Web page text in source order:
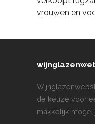
vrouwen en
de keuze voor
makkelijk